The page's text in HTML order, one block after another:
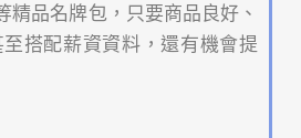
精品名牌包，只要商品良好、
搭配薪資資料，還有機會提